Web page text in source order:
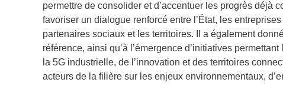
permettre de consolider et d’accentuer les progrès déjà
favoriser un dialogue renforcé entre l’État, les
partenaires sociaux et les territoires. Il a également
référence, ainsi qu’à l’émergence d’initiatives
la 5G industrielle, de l’innovation et des territoires
acteurs de la filière sur les enjeux environnementaux,